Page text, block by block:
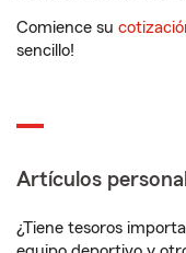
Comience su
sencillo!
Artículos
¿Tiene tesoros